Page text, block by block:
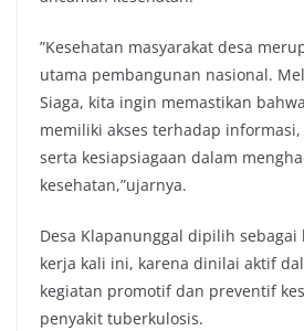
‎‎”Kesehatan masyarakat desa
utama pembangunan nasional.
Siaga, kita ingin memastikan
memiliki akses terhadap
serta kesiapsiagaan dalam
kesehatan,”ujarnya.
‎‎Desa Klapanunggal dipilih sebagai
kerja kali ini, karena dinilai aktif
kegiatan promotif dan preventif
penyakit tuberkulosis.